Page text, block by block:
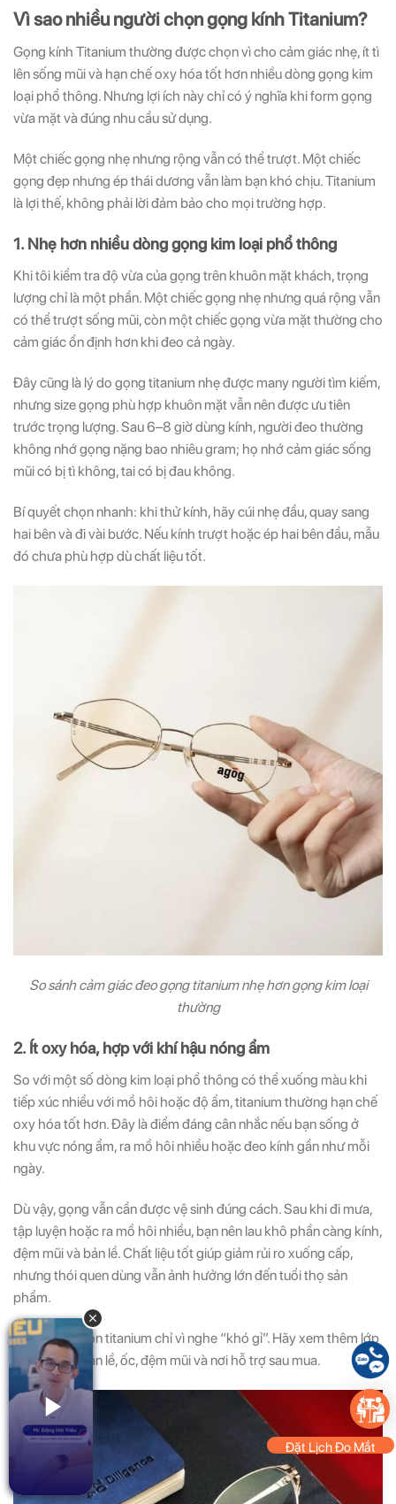
Vì sao nhiều người chọn gọng kính Titanium?
Gọng kính Titanium thường được chọn vì cho cảm giác nhẹ, ít tì
lên sống mũi và hạn chế oxy hóa tốt hơn nhiều dòng gọng kim
loại phổ thông. Nhưng lợi ích này chỉ có ý nghĩa khi form gọng
vừa mặt và đúng nhu cầu sử dụng.
Một chiếc gọng nhẹ nhưng rộng vẫn có thể trượt. Một chiếc
gọng đẹp nhưng ép thái dương vẫn làm bạn khó chịu. Titanium
là lợi thế, không phải lời đảm bảo cho mọi trường hợp.
1. Nhẹ hơn nhiều dòng gọng kim loại phổ thông
Khi tôi kiểm tra độ vừa của gọng trên khuôn mặt khách, trọng
lượng chỉ là một phần. Một chiếc gọng nhẹ nhưng quá rộng vẫn
có thể trượt sống mũi, còn một chiếc gọng vừa mặt thường cho
cảm giác ổn định hơn khi đeo cả ngày.
Đây cũng là lý do gọng titanium nhẹ được many người tìm kiếm,
nhưng size gọng phù hợp khuôn mặt vẫn nên được ưu tiên
trước trọng lượng. Sau 6–8 giờ dùng kính, người đeo thường
không nhớ gọng nặng bao nhiêu gram; họ nhớ cảm giác sống
mũi có bị tì không, tai có bị đau không.
Bí quyết chọn nhanh: khi thử kính, hãy cúi nhẹ đầu, quay sang
hai bên và đi vài bước. Nếu kính trượt hoặc ép hai bên đầu, mẫu
đó chưa phù hợp dù chất liệu tốt.
So sánh cảm giác đeo gọng titanium nhẹ hơn gọng kim loại
thường
2. Ít oxy hóa, hợp với khí hậu nóng ẩm
So với một số dòng kim loại phổ thông có thể xuống màu khi
tiếp xúc nhiều với mồ hôi hoặc độ ẩm, titanium thường hạn chế
oxy hóa tốt hơn. Đây là điểm đáng cân nhắc nếu bạn sống ở
khu vực nóng ẩm, ra mồ hôi nhiều hoặc đeo kính gần như mỗi
ngày.
Dù vậy, gọng vẫn cần được vệ sinh đúng cách. Sau khi đi mưa,
tập luyện hoặc ra mồ hôi nhiều, bạn nên lau khô phần càng kính,
đệm mũi và bản lề. Chất liệu tốt giúp giảm rủi ro xuống cấp,
nhưng thói quen dùng vẫn ảnh hưởng lớn đến tuổi thọ sản
phẩm.
Chưa nên chọn titanium chỉ vì nghe “khó gỉ”. Hãy xem thêm lớp
hoàn thiện, bản lề, ốc, đệm mũi và nơi hỗ trợ sau mua.
Đặt Lịch Đo Mắt